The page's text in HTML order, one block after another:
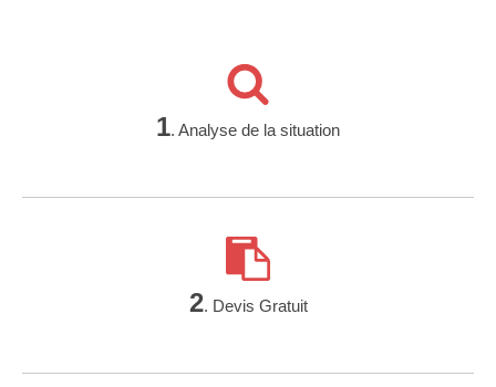
1. Analyse de la situation
2. Devis Gratuit